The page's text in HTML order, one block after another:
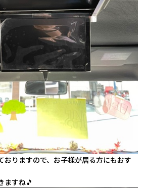
おりますので、お子様が居る方にもおす
ますね🎵